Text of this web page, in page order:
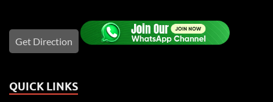
Get Direction
QUICK LINKS